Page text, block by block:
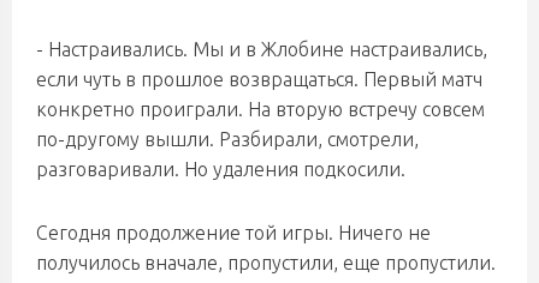
- Настраивались. Мы и в Жлобине настраивались,
если чуть в прошлое возвращаться. Первый матч
конкретно проиграли. На вторую встречу совсем
по-другому вышли. Разбирали, смотрели,
разговаривали. Но удаления подкосили.
Сегодня продолжение той игры. Ничего не
получилось вначале, пропустили, еще пропустили.